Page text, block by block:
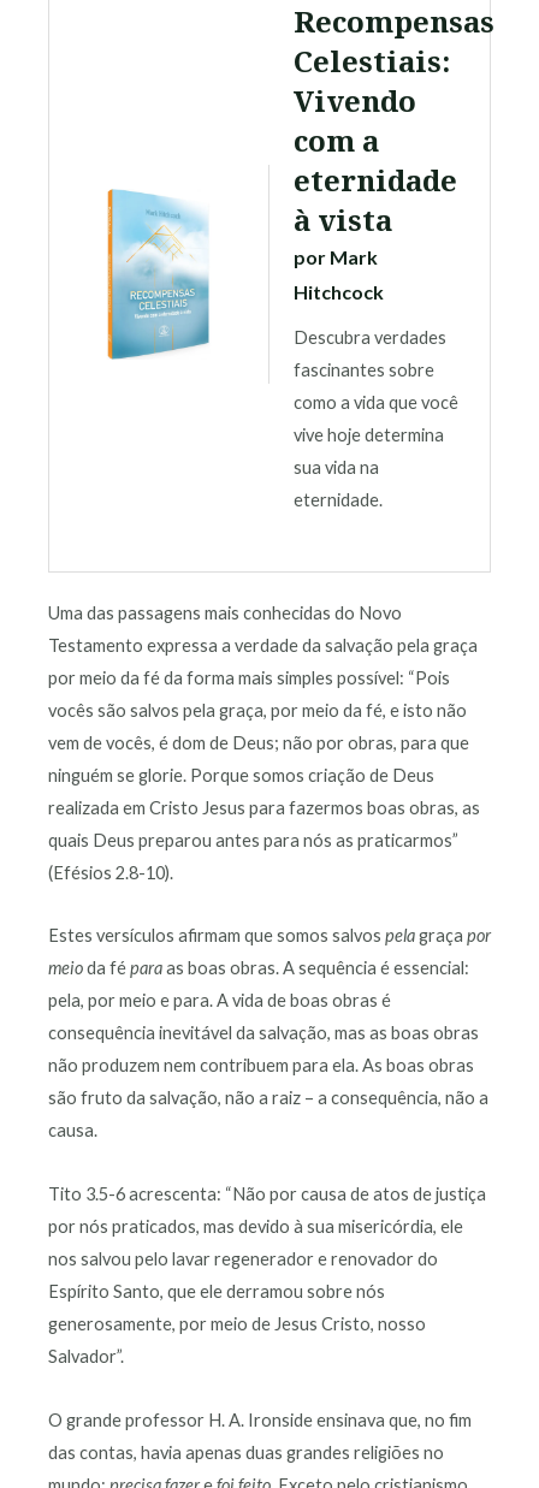
Recompensas
Celestiais:
Vivendo
com a
eternidade
à vista
por Mark
Hitchcock
Descubra verdades
fascinantes sobre
como a vida que você
vive hoje determina
sua vida na
eternidade.
Uma das passagens mais conhecidas do Novo
Testamento expressa a verdade da salvação pela graça
por meio da fé da forma mais simples possível: “Pois
vocês são salvos pela graça, por meio da fé, e isto não
vem de vocês, é dom de Deus; não por obras, para que
ninguém se glorie. Porque somos criação de Deus
realizada em Cristo Jesus para fazermos boas obras, as
quais Deus preparou antes para nós as praticarmos”
(Efésios 2.8-10).
Estes versículos afirmam que somos salvos pelagraça por
meioda féparaas boas obras. A sequência é essencial:
pela, por meio e para. A vida de boas obras é
consequência inevitável da salvação, mas as boas obras
não produzem nem contribuem para ela. As boas obras
são fruto da salvação, não a raiz – a consequência, não a
causa.
Tito 3.5-6 acrescenta: “Não por causa de atos de justiça
por nós praticados, mas devido à sua misericórdia, ele
nos salvou pelo lavar regenerador e renovador do
Espírito Santo, que ele derramou sobre nós
generosamente, por meio de Jesus Cristo, nosso
Salvador”.
O grande professor H. A. Ironside ensinava que, no fim
das contas, havia apenas duas grandes religiões no